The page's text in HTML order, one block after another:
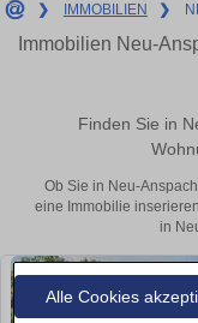
Alle Cookies
❯ IMMOBILIEN ❯
Immobilien Neu-
Finden Sie in
Ob Sie in Neu-
eine Immobilie
in